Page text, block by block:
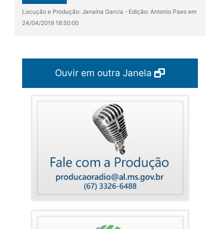
Locução e Produção: Janaína Garcia - Edição: Antonio Paes em
24/04/2019 18:50:00
Ouvir em outra Janela